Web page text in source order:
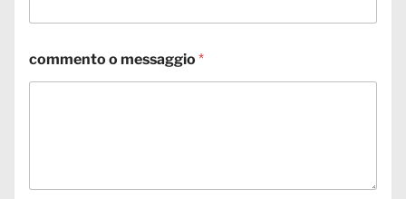
commento o messaggio *